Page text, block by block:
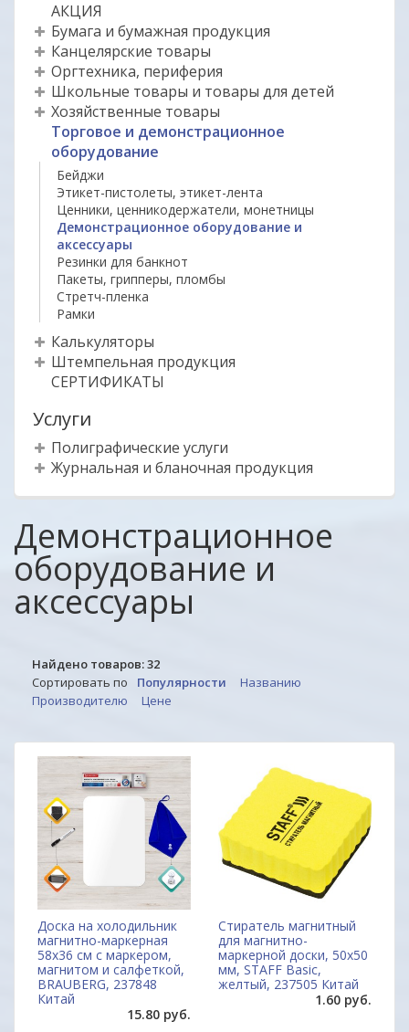
АКЦИЯ
Бумага и бумажная продукция
Канцелярские товары
Оргтехника, периферия
Школьные товары и товары для детей
Хозяйственные товары
Торговое и демонстрационное
оборудование
Бейджи
Этикет-пистолеты, этикет-лента
Ценники, ценникодержатели, монетницы
Демонстрационное оборудование и
аксессуары
Резинки для банкнот
Пакеты, грипперы, пломбы
Стретч-пленка
Рамки
Калькуляторы
Штемпельная продукция
СЕРТИФИКАТЫ
Услуги
Полиграфические услуги
Журнальная и бланочная продукция
Демонстрационное
оборудование и
аксессуары
Найдено товаров:32
Сортировать по
Популярности
Названию
Производителю
Цене
Доска на холодильник
магнитно-маркерная
58х36 см с маркером,
магнитом и салфеткой,
BRAUBERG, 237848
Китай
15.80 руб.
Стиратель магнитный
для магнитно-
маркерной доски, 50х50
мм, STAFF Basic,
желтый, 237505 Китай
1.60 руб.